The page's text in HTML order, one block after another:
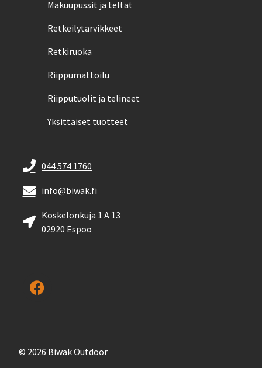
Makuupussit ja teltat
Retkeilytarvikkeet
Retkiruoka
Riippumattoilu
Riipputuolit ja telineet
Yksittäiset tuotteet
044 574 1760
info@biwak.fi
Koskelonkuja 1 A 13
02920 Espoo
© 2026 Biwak Outdoor